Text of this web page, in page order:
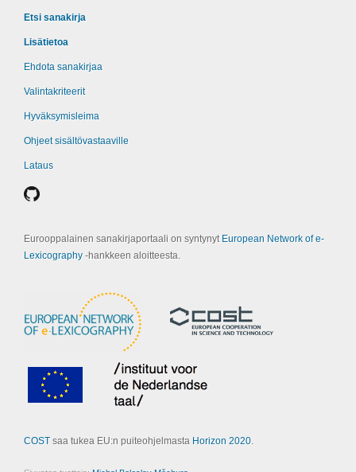
Etsi sanakirja
Lisätietoa
Ehdota sanakirjaa
Valintakriteerit
Hyväksymisleima
Ohjeet sisältövastaaville
Lataus
Eurooppalainen sanakirjaportaali on syntynyt European Network of e-
Lexicography ‑hankkeen aloitteesta.
COSTsaa tukea EU:n puiteohjelmasta Horizon 2020.